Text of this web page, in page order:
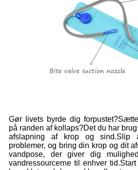
Gør livets byrde dig
på randen af ​​kollaps?Det du har
afslapning af krop og sind.Slip
problemer, og bring din krop og dit
vandpose, der giver dig
vandressourcerne til enhver